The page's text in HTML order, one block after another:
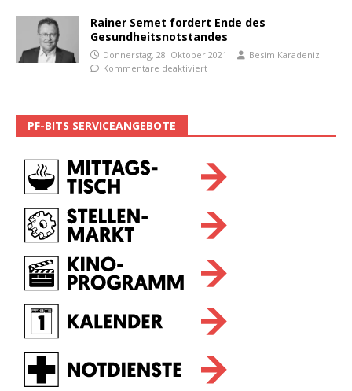
Rainer Semet fordert Ende des
Gesundheitsnotstandes
Donnerstag, 28. Oktober 2021
Besim Karadeniz
Kommentare deaktiviert
PF-BITS SERVICEANGEBOTE